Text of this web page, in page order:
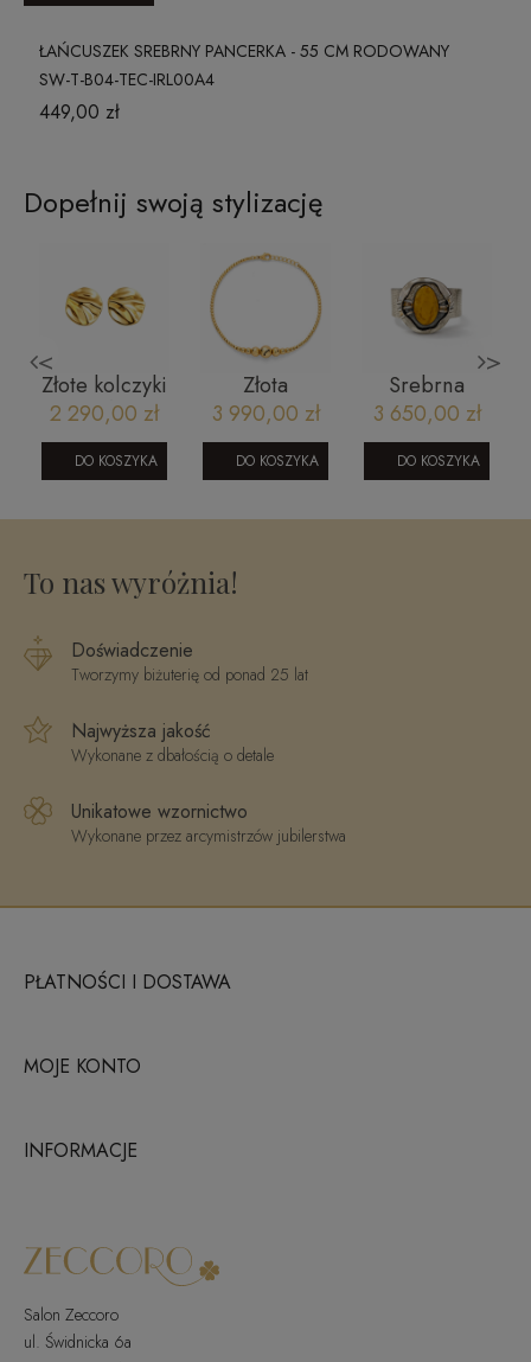
ŁAŃCUSZEK SREBRNY PANCERKA - 55 CM RODOWANY
SW-T-B04-TEC-IRL00A4
449,00 zł
Dopełnij swoją stylizację
<
Złote kolczyki
elektroforma-
gniecione
koła
2 290,00 zł
DO KOSZYKA
Złota
bransoletka
większe i
mniejsze
kulki
diamentowane
3 990,00 zł
DO KOSZYKA
Srebrna
bransoletka z
bursztynem
3 650,00 zł
DO KOSZYKA
>
To nas wyróżnia!
Doświadczenie
Tworzymy biżuterię od ponad 25 lat
Najwyższa jakość
Wykonane z dbałością o detale
Unikatowe wzornictwo
Wykonane przez arcymistrzów jubilerstwa
PŁATNOŚCI I DOSTAWA
MOJE KONTO
INFORMACJE
Salon Zeccoro
ul. Świdnicka 6a